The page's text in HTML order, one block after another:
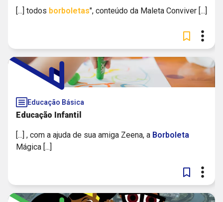
[...] todos borboletas", conteúdo da Maleta Conviver [...]
Educação Básica
Educação Infantil
[...] , com a ajuda de sua amiga Zeena, a Borboleta
Mágica [...]